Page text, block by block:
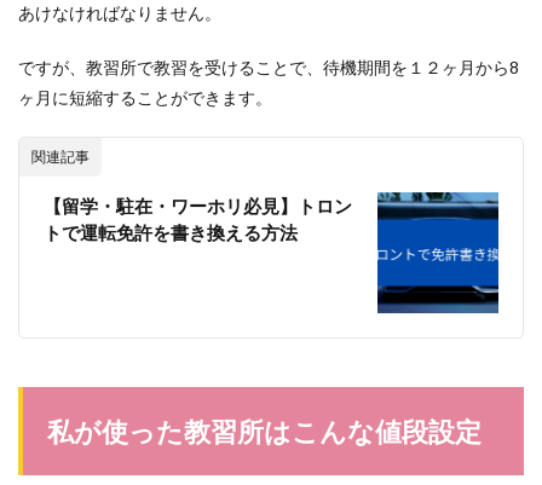
あけなければなりません。
ですが、教習所で教習を受けることで、待機期間を１２ヶ月から8
ヶ月に短縮することができます。
関連記事
【留学・駐在・ワーホリ必見】トロン
トで運転免許を書き換える方法
私が使った教習所はこんな値段設定